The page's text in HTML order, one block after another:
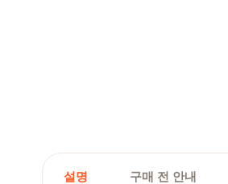
설명 구매 전 안내